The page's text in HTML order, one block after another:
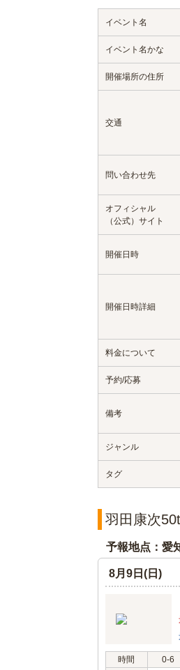
イベント名
イベント名かな
開催場所の住所
交通
問い合わせ先
オフィシャル
（公式）サイト
開催日時
開催日時詳細
料金について
予約/応募
備考
ジャンル
タグ
羽田康次
予報地点：愛
8月9日(日)
時間 0-6